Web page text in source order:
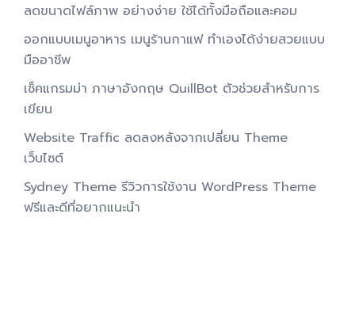
ลดขนาดไฟล์ภาพ อย่างง่าย ใช้ได้ทั้งมือถือและคอม
ออกแบบเมนูอาหาร เมนูร้านกาแฟ ทำเองได้ง่ายสวยแบบ
มืออาชีพ
เช็คแกรมม่า ภาษาอังกฤษ QuillBot ตัวช่วยสำหรับการ
เขียน
Website Traffic ลดลงหลังจากเปลี่ยน Theme
เว็บไซต์
Sydney Theme รีวิวการใช้งาน WordPress Theme
ฟรีและดีที่อยากแนะนำ